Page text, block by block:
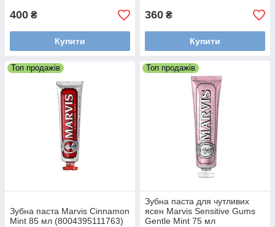
400 ₴
Купити
360 ₴
Купити
Топ продажів
Зубна паста Marvis Cinnamon
Mint 85 мл (8004395111763)
Топ продажів
Зубна паста для чутливих
ясен Marvis Sensitive Gums
Gentle Mint 75 мл